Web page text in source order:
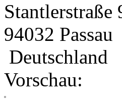
Stantlerstraße
94032 Passau
Deutschland
Vorschau: